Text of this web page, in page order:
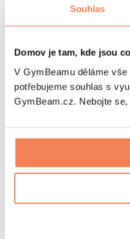
Souhlas
Domov je tam, kde jsou
V GymBeamu děláme
potřebujeme souhlas s
GymBeam.cz. Nebojte
Batohy
Běh
Bojové sporty
Cyklistika
Jóga a pilates
Otužování
Turistika
Red Light Therapy
Vodní filtry a konvice